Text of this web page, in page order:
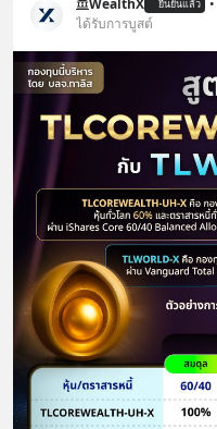
ยืนยันแล้ว
ได้รับการบูสต์